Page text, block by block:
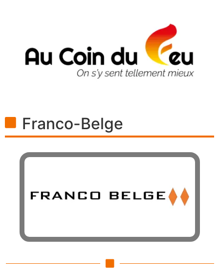
Franco-Belge